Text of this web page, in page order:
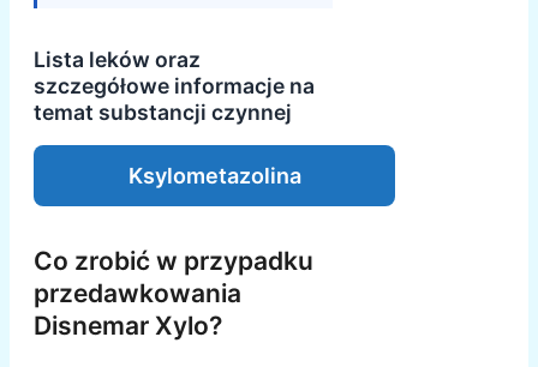
Lista leków oraz
szczegółowe informacje na
temat substancji czynnej
Ksylometazolina
Co zrobić w przypadku
przedawkowania
Disnemar Xylo?